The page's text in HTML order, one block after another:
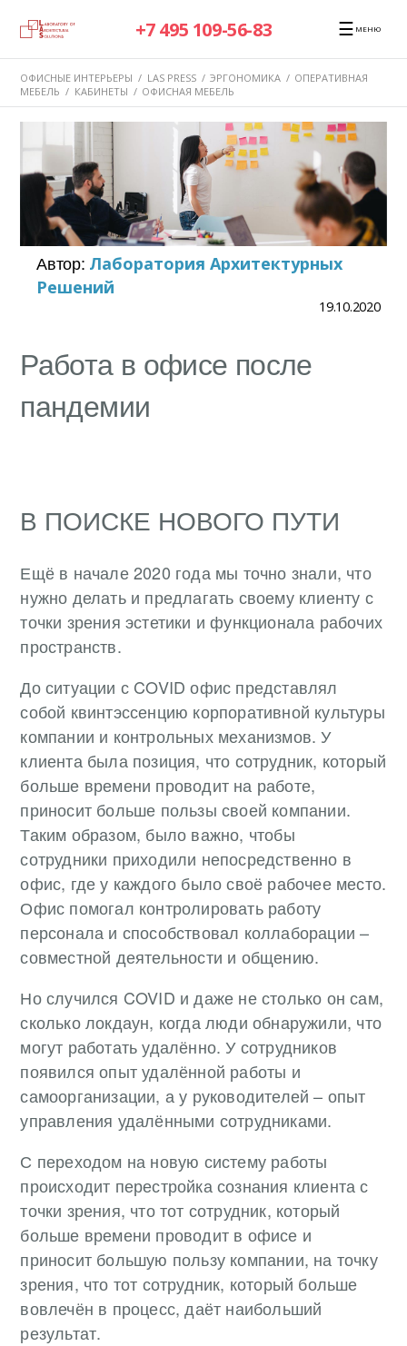
+7 495 109-56-83 ☰ МЕНЮ
ОФИСНЫЕ ИНТЕРЬЕРЫ / LAS PRESS / ЭРГОНОМИКА / ОПЕРАТИВНАЯ
МЕБЕЛЬ / КАБИНЕТЫ / ОФИСНАЯ МЕБЕЛЬ
Автор: Лаборатория Архитектурных
Решений
19.10.2020
Работа в офисе после
пандемии
В ПОИСКЕ НОВОГО ПУТИ
Ещё в начале 2020 года мы точно знали, что
нужно делать и предлагать своему клиенту с
точки зрения эстетики и функционала рабочих
пространств.
До ситуации с COVID офис представлял
собой квинтэссенцию корпоративной культуры
компании и контрольных механизмов. У
клиента была позиция, что сотрудник, который
больше времени проводит на работе,
приносит больше пользы своей компании.
Таким образом, было важно, чтобы
сотрудники приходили непосредственно в
офис, где у каждого было своё рабочее место.
Офис помогал контролировать работу
персонала и способствовал коллаборации –
совместной деятельности и общению.
Но случился COVID и даже не столько он сам,
сколько локдаун, когда люди обнаружили, что
могут работать удалённо. У сотрудников
появился опыт удалённой работы и
самоорганизации, а у руководителей – опыт
управления удалёнными сотрудниками.
С переходом на новую систему работы
происходит перестройка сознания клиента с
точки зрения, что тот сотрудник, который
больше времени проводит в офисе и
приносит большую пользу компании, на точку
зрения, что тот сотрудник, который больше
вовлечён в процесс, даёт наибольший
результат.